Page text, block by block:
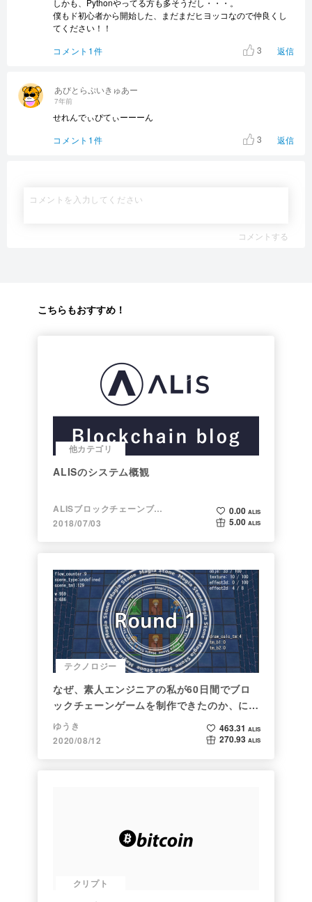
あびとらぷいきゅあー
7年前
せれんでぃぴてぃーーーん
コメント1件
3 返信
僕もド初心者から開始した、まだまだヒヨッコなので仲良くし
てください！！
コメント1件
3 返信
コメントする
こちらもおすすめ！
他カテゴリ
ALISのシステム概観
ALISブロックチェーンブログ
2018/07/03
0.00 ALIS
5.00 ALIS
テクノロジー
なぜ、素人エンジニアの私が60日間でブロ
ックチェーンゲームを制作できたのか、につ
いて語ってみた
ゆうき
2020/08/12
463.31 ALIS
270.93 ALIS
クリプト